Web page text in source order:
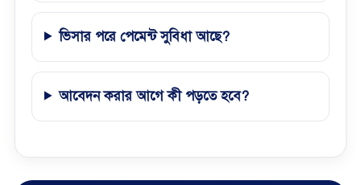
ভিসার পরে পেমেন্ট সুবিধা আছে?
আবেদন করার আগে কী পড়তে হবে?